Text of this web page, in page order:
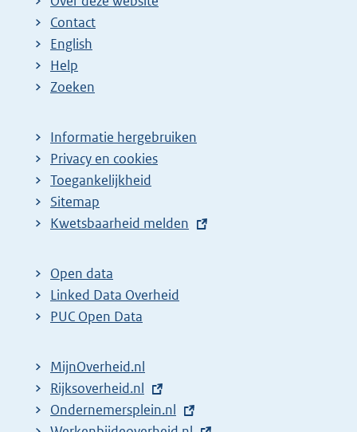
Contact
English
Help
Zoeken
Informatie hergebruiken
Privacy en cookies
Toegankelijkheid
Sitemap
E
t
e
r
l
i
n
Kwetsbaarheid melden
Open data
Linked Data Overheid
PUC Open Data
MijnOverheid.nl
E
x
Rijksoverheid.nl
E
Ondernemersplein.nl